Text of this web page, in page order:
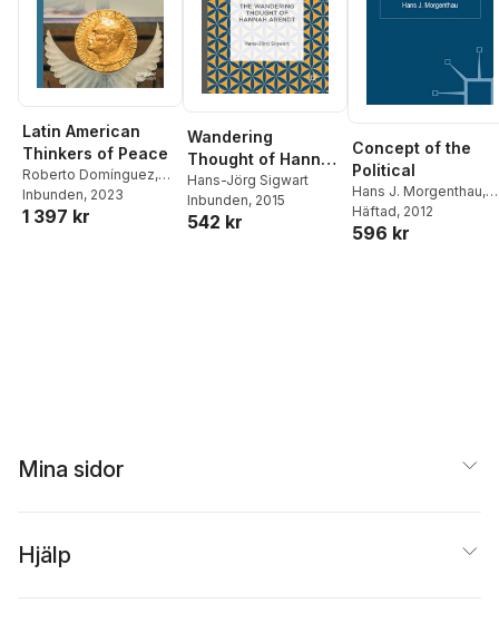
Latin American
Thinkers of Peace
Roberto Domínguez,
Andrea Oelsner
Inbunden, 2023
1 397 kr
Wandering
Thought of Hannah
Arendt
Hans-Jörg Sigwart
Inbunden, 2015
542 kr
Concept of the
Political
Hans J. Morgenthau,
Hartmut Behr
Rösch
Häftad, 2012
596 kr
Mina sidor
Hjälp